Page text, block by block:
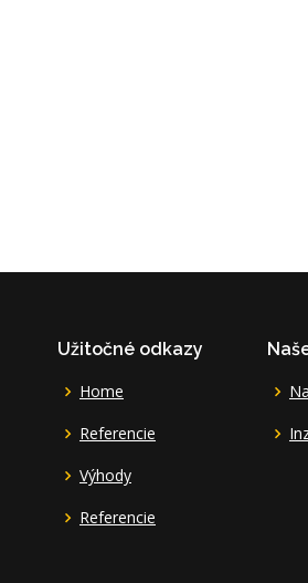
Užitočné odkazy
Home
Referencie
Výhody
Referencie